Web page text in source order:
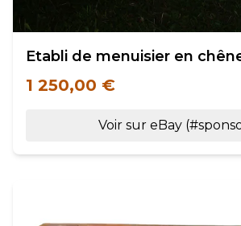
Etabli de menuisier en
1 250,00 €
Voir sur eBay